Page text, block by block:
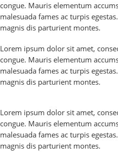
congue. Mauris elementum
malesuada fames ac turpis
magnis dis parturient montes.
Lorem ipsum dolor sit amet,
congue. Mauris elementum
malesuada fames ac turpis
magnis dis parturient montes.
Lorem ipsum dolor sit amet,
congue. Mauris elementum
malesuada fames ac turpis
magnis dis parturient montes.